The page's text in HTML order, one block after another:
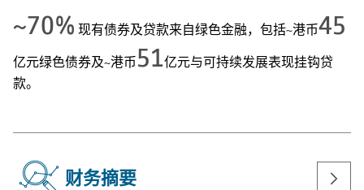
~70% 现有债券及贷款来自绿色金融，包括~港币45
亿元绿色债券及~港币51亿元与可持续发展表现挂钩贷
款。
财务摘要